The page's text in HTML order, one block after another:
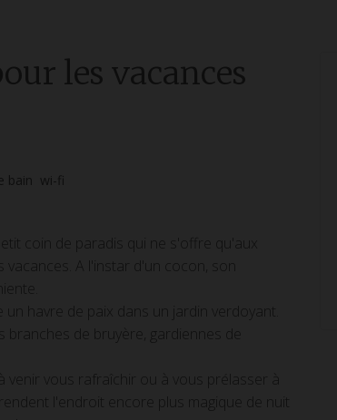
les vacances
bain wi-fi
coin de paradis qui ne s'offre qu'aux
A l'instar d'un cocon, son
havre de paix dans un jardin verdoyant.
de bruyère, gardiennes de
venir vous rafraîchir ou à vous prélasser à
l'endroit encore plus magique de nuit